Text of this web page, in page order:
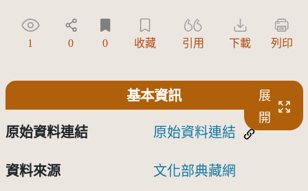
1 0 0 收藏 引用 下載 列印
基本資訊
展
開
原始資料連結 原始資料連結
資料來源 文化部典藏網